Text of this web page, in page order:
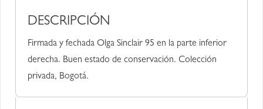
DESCRIPCIÓN
Firmada y fechada Olga Sinclair 95 en la parte inferior
derecha. Buen estado de conservación. Colección
privada, Bogotá.